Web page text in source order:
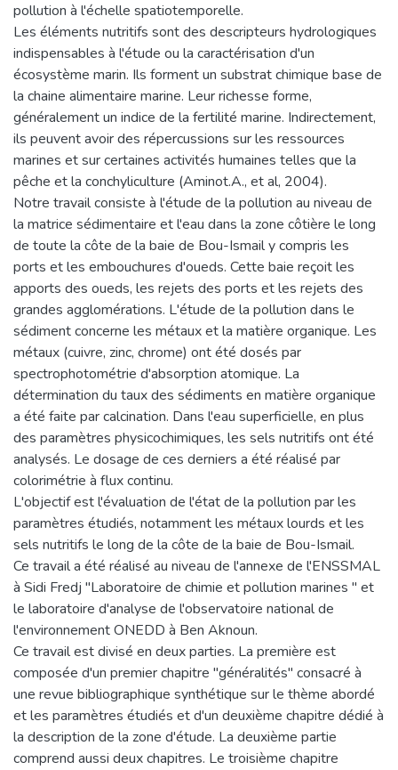
pollution à l'échelle spatiotemporelle.
Les éléments nutritifs sont des descripteurs hydrologiques
indispensables à l'étude ou la caractérisation d'un
écosystème marin. Ils forment un substrat chimique base de
la chaine alimentaire marine. Leur richesse forme,
généralement un indice de la fertilité marine. Indirectement,
ils peuvent avoir des répercussions sur les ressources
marines et sur certaines activités humaines telles que la
pêche et la conchyliculture (Aminot.A., et al, 2004).
Notre travail consiste à l'étude de la pollution au niveau de
la matrice sédimentaire et l'eau dans la zone côtière le long
de toute la côte de la baie de Bou-Ismail y compris les
ports et les embouchures d'oueds. Cette baie reçoit les
apports des oueds, les rejets des ports et les rejets des
grandes agglomérations. L'étude de la pollution dans le
sédiment concerne les métaux et la matière organique. Les
métaux (cuivre, zinc, chrome) ont été dosés par
spectrophotométrie d'absorption atomique. La
détermination du taux des sédiments en matière organique
a été faite par calcination. Dans l'eau superficielle, en plus
des paramètres physicochimiques, les sels nutritifs ont été
analysés. Le dosage de ces derniers a été réalisé par
colorimétrie à flux continu.
L'objectif est l'évaluation de l'état de la pollution par les
paramètres étudiés, notamment les métaux lourds et les
sels nutritifs le long de la côte de la baie de Bou-Ismail.
Ce travail a été réalisé au niveau de l'annexe de l'ENSSMAL
à Sidi Fredj "Laboratoire de chimie et pollution marines " et
le laboratoire d'analyse de l'observatoire national de
l'environnement ONEDD à Ben Aknoun.
Ce travail est divisé en deux parties. La première est
composée d'un premier chapitre "généralités" consacré à
une revue bibliographique synthétique sur le thème abordé
et les paramètres étudiés et d'un deuxième chapitre dédié à
la description de la zone d'étude. La deuxième partie
comprend aussi deux chapitres. Le troisième chapitre